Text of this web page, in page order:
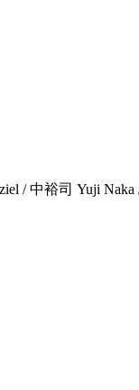
中裕司 Yuji Naka /